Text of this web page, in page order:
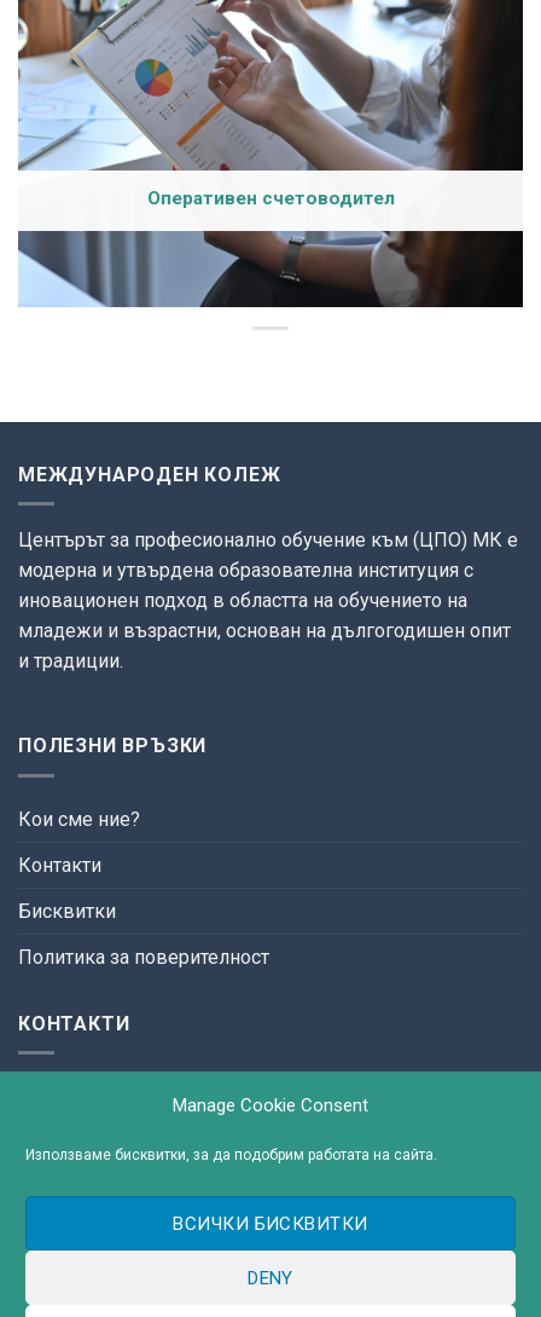
Manage Cookie Consent
Използваме бисквитки, за да подобрим работата на сайта.
ВСИЧКИ БИСКВИТКИ
DENY
Оперативен счетоводител
МЕЖДУНАРОДЕН КОЛЕЖ
Центърът за професионално обучение към (ЦПО) МК е
модерна и утвърдена образователна институция с
иновационен подход в областта на обучението на
младежи и възрастни, основан на дългогодишен опит
и традиции.
ПОЛЕЗНИ ВРЪЗКИ
Кои сме ние?
Контакти
Бисквитки
Политика за поверителност
КОНТАКТИ
тел: +(359) 58 655 626